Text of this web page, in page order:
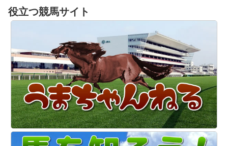
役立つ競馬サイト